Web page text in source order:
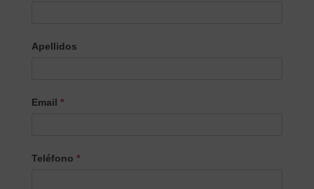
Apellidos
Email *
Teléfono *